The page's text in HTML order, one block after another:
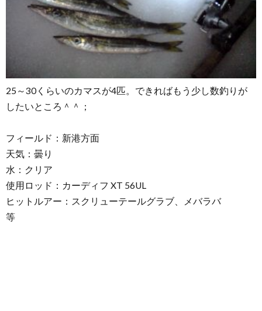
25～30くらいのカマスが4匹。できればもう少し数釣りが
したいところ＾＾；
フィールド：新港方面
天気：曇り
水：クリア
使用ロッド：カーディフ XT 56UL
ヒットルアー：スクリューテールグラブ、メバラバ
等